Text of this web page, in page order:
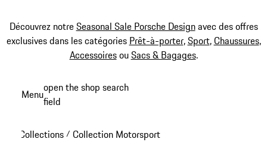
Découvrez notreSeasonal Sale Porsche Designavec des offres
exclusives dans les catégories Prêt-à-porter,Sport,Chaussures,
AccessoiresouSacs & Bagages.
Menuopen the shop search
field
Collections / Collection Motorsport